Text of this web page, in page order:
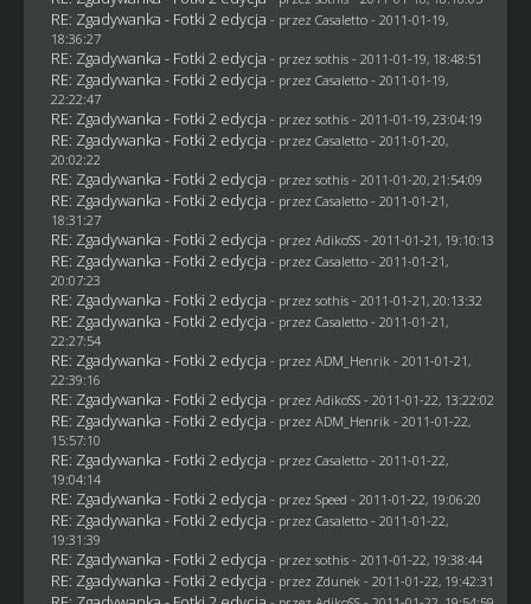
RE: Zgadywanka - Fotki 2 edycja - przez Casaletto- 2011-01-19,
18:36:27
RE: Zgadywanka - Fotki 2 edycja - przez sothis- 2011-01-19, 18:48:51
RE: Zgadywanka - Fotki 2 edycja - przez Casaletto- 2011-01-19,
22:22:47
RE: Zgadywanka - Fotki 2 edycja - przez sothis- 2011-01-19, 23:04:19
RE: Zgadywanka - Fotki 2 edycja - przez Casaletto- 2011-01-20,
20:02:22
RE: Zgadywanka - Fotki 2 edycja - przez sothis- 2011-01-20, 21:54:09
RE: Zgadywanka - Fotki 2 edycja - przez Casaletto- 2011-01-21,
18:31:27
RE: Zgadywanka - Fotki 2 edycja - przez AdikoSS - 2011-01-21, 19:10:13
RE: Zgadywanka - Fotki 2 edycja - przez Casaletto- 2011-01-21,
20:07:23
RE: Zgadywanka - Fotki 2 edycja - przez sothis- 2011-01-21, 20:13:32
RE: Zgadywanka - Fotki 2 edycja - przez Casaletto- 2011-01-21,
22:27:54
RE: Zgadywanka - Fotki 2 edycja - przez ADM_Henrik - 2011-01-21,
22:39:16
RE: Zgadywanka - Fotki 2 edycja - przez AdikoSS - 2011-01-22, 13:22:02
RE: Zgadywanka - Fotki 2 edycja - przez ADM_Henrik - 2011-01-22,
15:57:10
RE: Zgadywanka - Fotki 2 edycja - przez Casaletto- 2011-01-22,
19:04:14
RE: Zgadywanka - Fotki 2 edycja - przez Speed - 2011-01-22, 19:06:20
RE: Zgadywanka - Fotki 2 edycja - przez Casaletto- 2011-01-22,
19:31:39
RE: Zgadywanka - Fotki 2 edycja - przez sothis- 2011-01-22, 19:38:44
RE: Zgadywanka - Fotki 2 edycja - przez Zdunek - 2011-01-22, 19:42:31